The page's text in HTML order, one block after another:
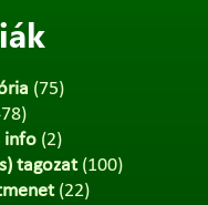
(75)
info(2)
tagozat(100)
(22)